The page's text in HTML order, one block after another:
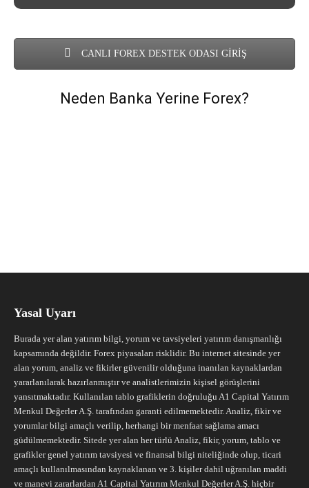
CANLI FOREX DESTEK ODASI GİRİŞ
Neden Banka Yerine Forex?
Yasal Uyarı
Burada yer alan yatırım bilgi, yorum ve tavsiyeleri yatırım danışmanlığı
kapsamında değildir. Forex piyasaları risklidir. Bu internet sitesinde yer
alan yorum, analiz ve fikirler güvenilir olduğuna inanılan kaynaklardan
yararlanılarak hazırlanmıştır ve analistlerimizin kişisel görüşlerini
yansıtmaktadır. Kullanılan tablo grafiklerin doğruluğu A1 Capital Yatırım
Menkul Değerler A.Ş. tarafından garanti edilmemektedir. Analiz, fikir ve
yorumlar bilgi amaçlı verilip, herhangi bir menfaat sağlama amacı
güdülmemektedir. Sitede yer alan her türlü Analiz, fikir, yorum, tablo ve
grafikler genel yatırım tavsiyesi ve finansal bilgi niteliğinde olup, ticari
amaçlı kullanılmasından kaynaklanan ve 3. kişiler dahil uğranılan maddi
ve manevi zararlardan A1 Capital Yatırım Menkul Değerler A.Ş. hiçbir